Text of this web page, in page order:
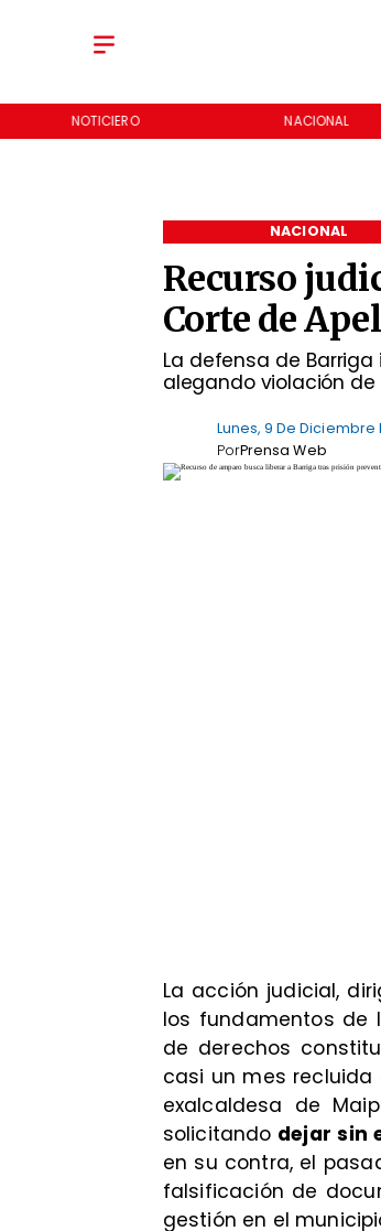
NOTICIERO NACIONAL
Recurso
Corte de
La defensa de
alegando violación
NACIONAL
Lunes, 9 De Diciembre
Prensa Web
Por
La acción judicial,
los fundamentos de
de derechos
casi un mes recluida
exalcaldesa de
solicitando dejar sin
en su contra, el
falsificación de
gestión en el